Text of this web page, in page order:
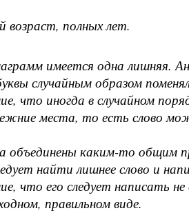
возраст, полных лет.
имеется одна лишняя.
случайным образом
что иногда в случайном
места, то есть слово
объединены каким-то общим
найти лишнее слово и
что его следует написать не
правильном виде.